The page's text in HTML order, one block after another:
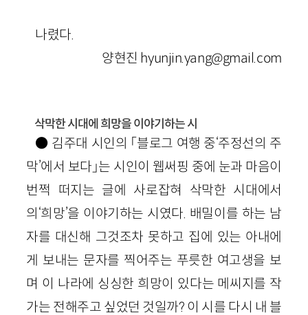
나렸다.
양현진 hyunjin.yang@gmail.com
삭막한 시대에 희망을 이야기하는 시
● 김주대 시인의 「블로그 여행 중‘주정선의 주
막’에서 보다」는 시인이 웹써핑 중에 눈과 마음이
번쩍 떠지는 글에 사로잡혀 삭막한 시대에서
의‘희망’을 이야기하는 시였다. 배밀이를 하는 남
자를 대신해 그것조차 못하고 집에 있는 아내에
게 보내는 문자를 찍어주는 푸릇한 여고생을 보
며 이 나라에 싱싱한 희망이 있다는 메씨지를 작
가는 전해주고 싶었던 것일까? 이 시를 다시 내 블